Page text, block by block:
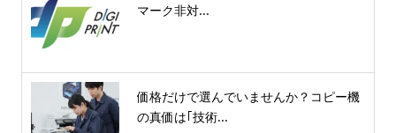
マーク非対...
価格だけで選んでいませんか？コピー機
の真価は｢技術...